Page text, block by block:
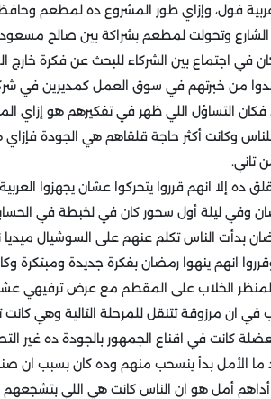
فول، وإزاي طور المشروع ده لمطعم
وتحولت لمطعم بشراكة بين صالح
من خبرتهم في سوق العمل كمديرين في
فكان التساؤل اللي ظهر في تفكيرهم هو إزاي
وكانت أكثر حاجة قلقاهم هي الجودة فإزاي
تاني.
ده إلا انهم قرروا يتحركوا عشان يجهزوا
وفي ليلة أول سحور كان في لخبطة في
بدأت الناس تكلم عنهم على السوشيال ميديا
انهم ينهوا رمضان بفكرة جديدة
الخلاب على المقطم مع عرض ترفيهي
في ان مرزوقة تتنقل للمرحلة التالية وهي
كانت في اقناع الجمهور بالجودة ده غير
ما الأمل بدأ ينسحب منهم وده كان بسبب ان
أداهم أمل هو ان الناس كانت هي اللي